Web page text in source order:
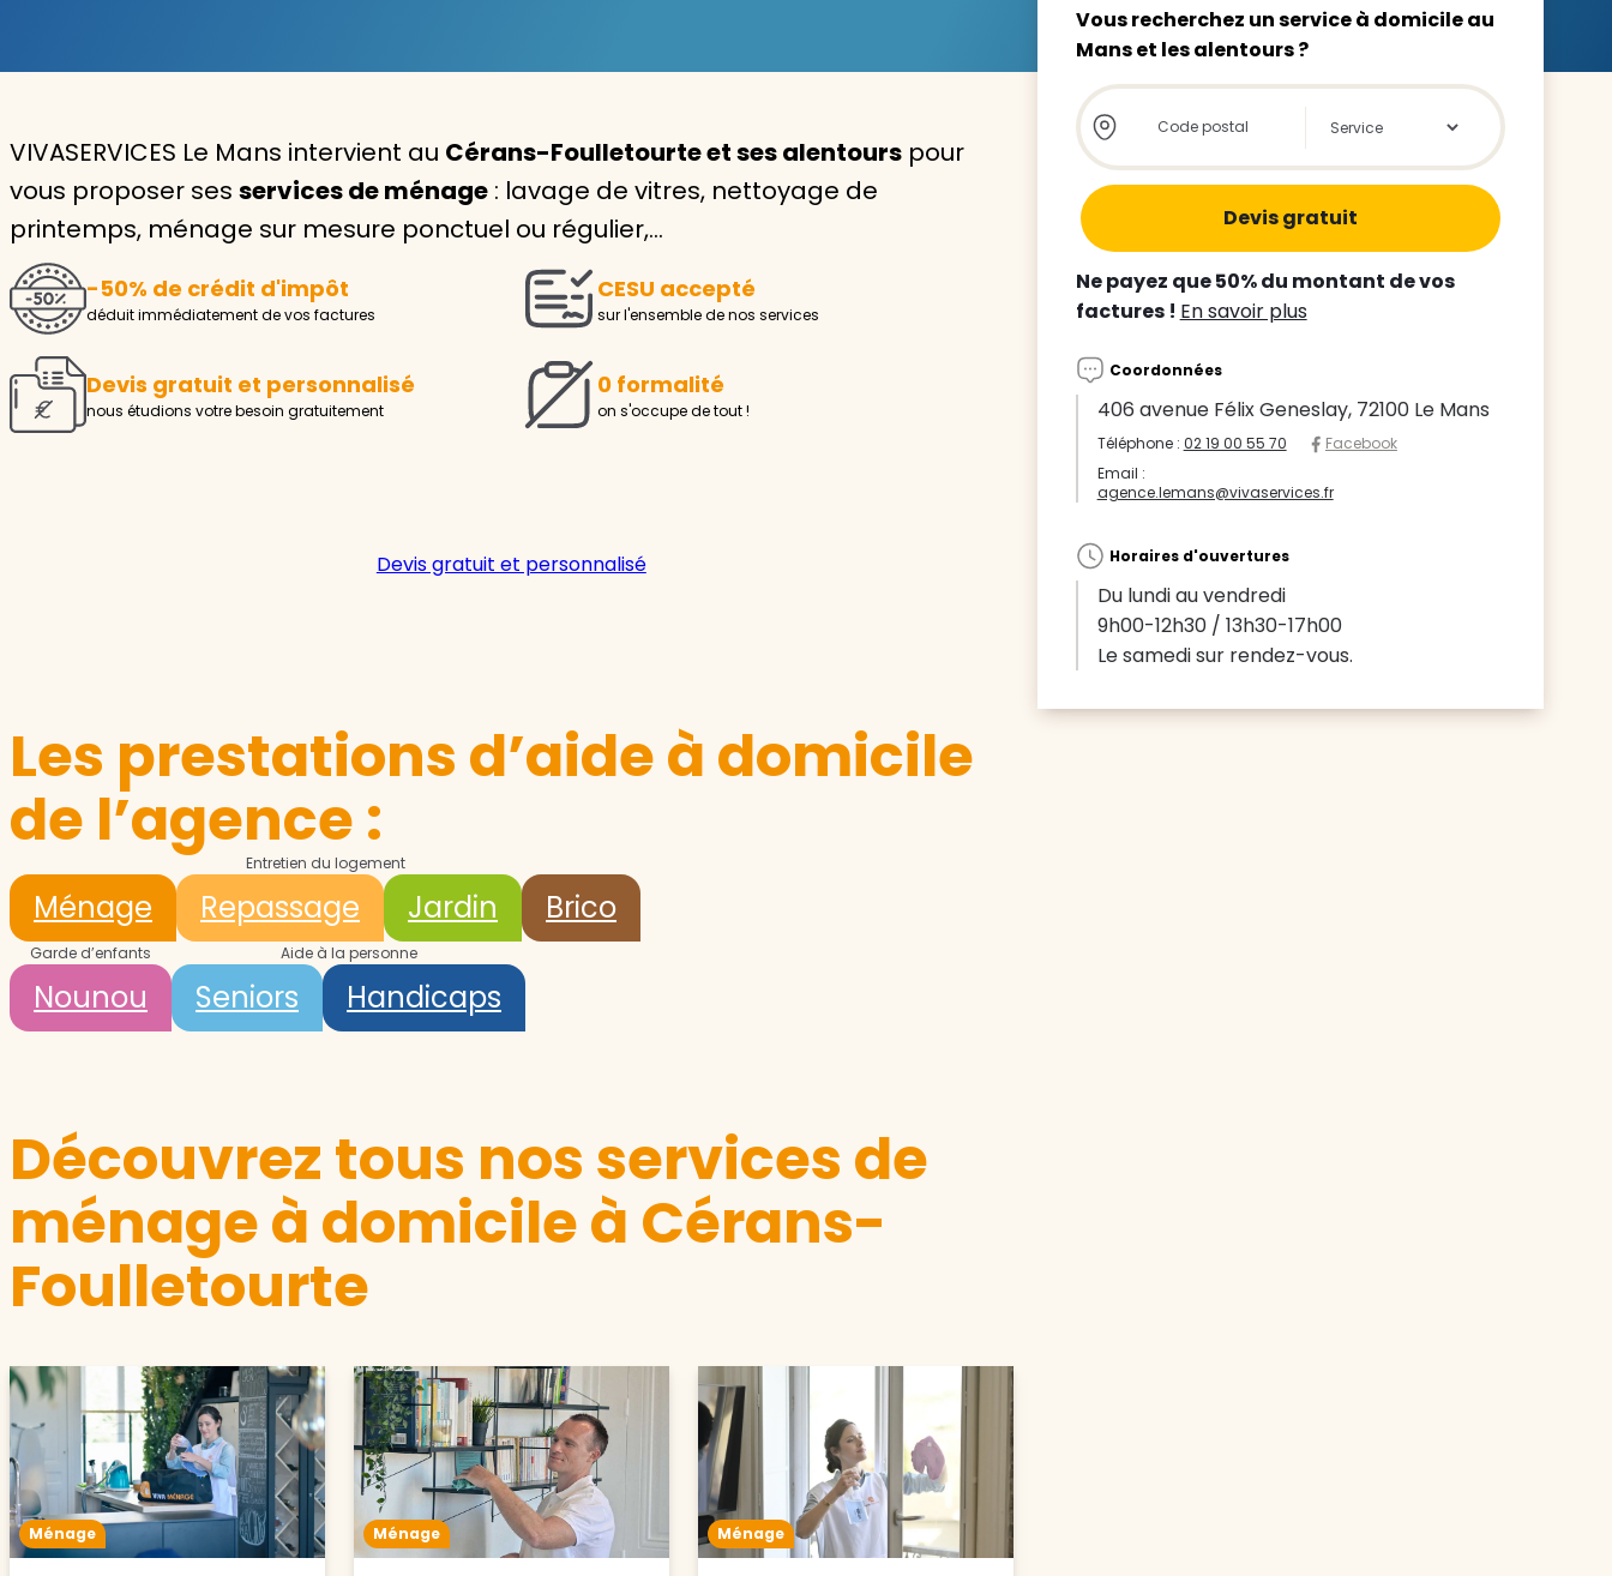
Aide à la personne
Seniors
Handicaps
Voir tous les services
Avec VIVASERVICES, trouvez le
service à domicile qui vous
Pour l’entretien de votre logement, la garde de votre enfant
ou l’accompagnement d’un parent, nos intervenants à
Demander un devis gratuit
Trouver mon agence
VIVASERVICES Le Mans intervient au Cérans-Foulletourte et ses alentours pour
vous proposer ses services de ménage : lavage de vitres, nettoyage de
printemps, ménage sur mesure ponctuel ou régulier,…
-50% de crédit d'impôt
déduit immédiatement de vos factures
CESU accepté
sur l'ensemble de nos services
Devis gratuit et personnalisé
nous étudions votre besoin gratuitement
0 formalité
on s'occupe de tout !
Devis gratuit et personnalisé
Les prestations d’aide à domicile
de l’agence :
Entretien du logement
Ménage Repassage Jardin Brico
Garde d’enfants
Nounou
Aide à la personne
Seniors Handicaps
Découvrez tous nos services de
ménage à domicile à Cérans-
Foulletourte
Ménage Ménage Ménage
Vous recherchez un service à domicile au
Mans et les alentours ?
Store locator global - Autocompletion
Rechercher
Ne payez que 50% du montant de vos
factures ! En savoir plus
Coordonnées
406 avenue Félix Geneslay, 72100 Le Mans
Téléphone : 02 19 00 55 70
Facebook
Email :
agence.lemans@vivaservices.fr
Horaires d'ouvertures
Du lundi au vendredi
9h00-12h30 / 13h30-17h00
Le samedi sur rendez-vous.